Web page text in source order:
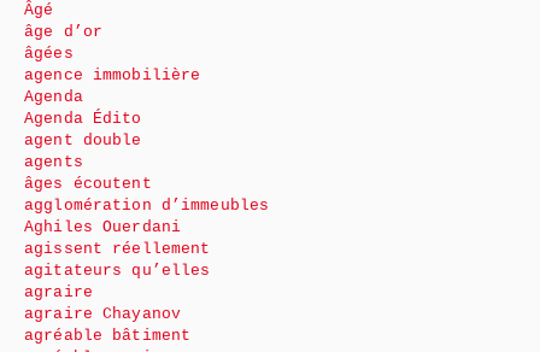
Âgé
âge d’or
âgées
agence immobilière
Agenda
Agenda Édito
agent double
agents
âges écoutent
agglomération d’immeubles
Aghiles Ouerdani
agissent réellement
agitateurs qu’elles
agraire
agraire Chayanov
agréable bâtiment